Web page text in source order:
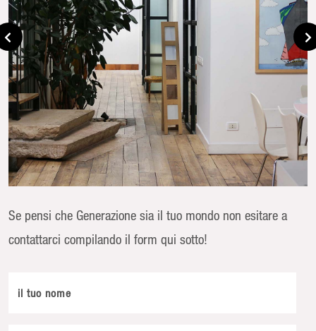
Se pensi che Generazione sia il tuo mondo non esitare a
contattarci compilando il form qui sotto!
il tuo nome